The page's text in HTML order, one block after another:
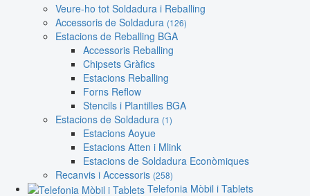
Veure-ho tot Soldadura i Reballing
Accessoris de Soldadura (126)
Estacions de Reballing BGA
Accessoris Reballing
Chipsets Gràfics
Estacions Reballing
Forns Reflow
Stencils i Plantilles BGA
Estacions de Soldadura (1)
Estacions Aoyue
Estacions Atten i Mlink
Estacions de Soldadura Econòmiques
Recanvis i Accessoris (258)
Telefonia Mòbil i Tablets